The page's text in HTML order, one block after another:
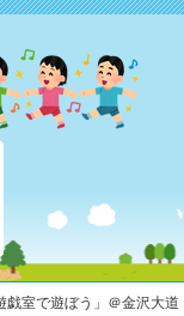
戯室で遊ぼう」＠金沢大道